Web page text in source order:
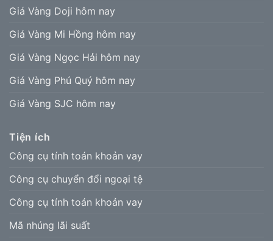
Giá Vàng Doji hôm nay
Giá Vàng Mi Hồng hôm nay
Giá Vàng Ngọc Hải hôm nay
Giá Vàng Phú Quý hôm nay
Giá Vàng SJC hôm nay
Tiện ích
Công cụ tính toán khoản vay
Công cụ chuyển đổi ngoại tệ
Công cụ tính toán khoản vay
Mã nhúng lãi suất